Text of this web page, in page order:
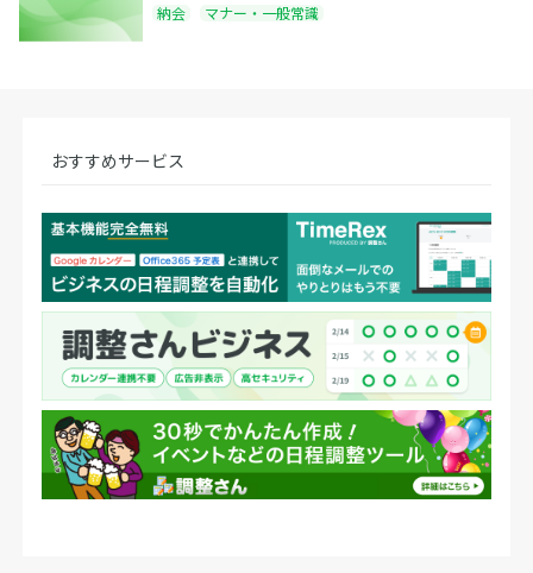
納会 マナー・一般常識
おすすめサービス